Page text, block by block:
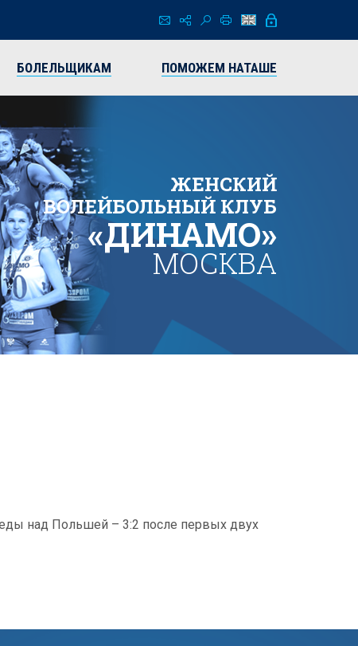
БОЛЕЛЬЩИКАМ ПОМОЖЕМ НАТАШЕ
ЖЕНСКИЙ
ВОЛЕЙБОЛЬНЫЙ КЛУБ
«ДИНАМО»
МОСКВА
над Польшей – 3:2 после первых двух